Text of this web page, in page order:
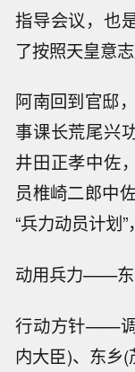
指导会议，也
了按照天皇意
阿南回到官邸
事课长荒尾兴
井田正孝中佐
员椎崎二郎中
“兵力动员计划”
动用兵力——东
行动方针——调
内大臣)、东乡